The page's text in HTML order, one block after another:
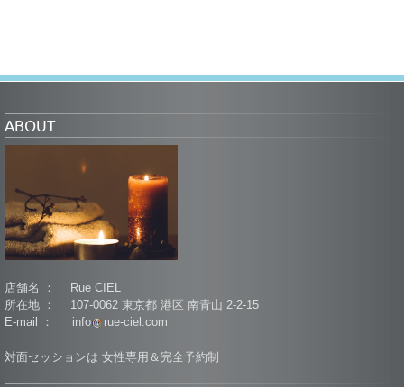
ABOUT
店舗名 ： Rue CIEL
所在地 ： 107-0062 東京都 港区 南青山 2-2-15
E-mail ： info
rue-ciel.com
対面セッションは 女性専用＆完全予約制